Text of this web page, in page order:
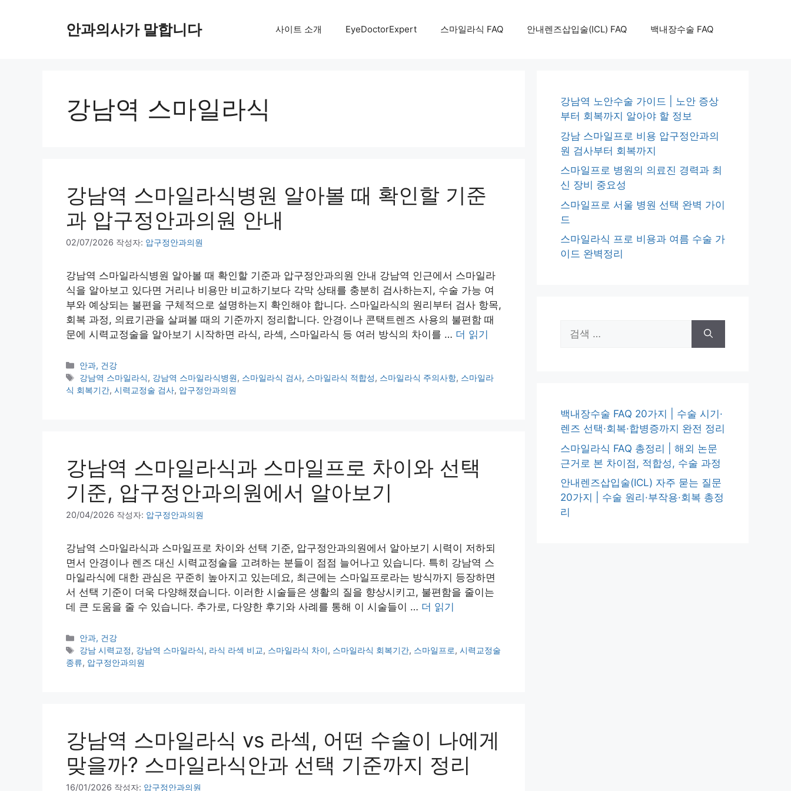
안과의사가 말합니다 사이트 소개 EyeDoctorExpert 스마일라식 FAQ 안내렌즈삽입술(ICL) FAQ 백내장수술 FAQ
강남역 스마일라식
강남역 스마일라식병원 알아볼 때 확인할 기준
과 압구정안과의원 안내
02/07/2026 작성자: 압구정안과의원
강남역 스마일라식병원 알아볼 때 확인할 기준과 압구정안과의원 안내 강남역 인근에서 스마일라
식을 알아보고 있다면 거리나 비용만 비교하기보다 각막 상태를 충분히 검사하는지, 수술 가능 여
부와 예상되는 불편을 구체적으로 설명하는지 확인해야 합니다. 스마일라식의 원리부터 검사 항목,
회복 과정, 의료기관을 살펴볼 때의 기준까지 정리합니다. 안경이나 콘택트렌즈 사용의 불편함 때
문에 시력교정술을 알아보기 시작하면 라식, 라섹, 스마일라식 등 여러 방식의 차이를 … 더 읽기
카
테
고
안과, 건강
태
그
강남역 스마일라식, 강남역 스마일라식병원, 스마일라식 검사, 스마일라식 적합성, 스마일라식 주의사항, 스마일라
식 회복기간, 시력교정술 검사, 압구정안과의원
강남역 스마일라식과 스마일프로 차이와 선택
기준, 압구정안과의원에서 알아보기
20/04/2026 작성자: 압구정안과의원
강남역 스마일라식과 스마일프로 차이와 선택 기준, 압구정안과의원에서 알아보기 시력이 저하되
면서 안경이나 렌즈 대신 시력교정술을 고려하는 분들이 점점 늘어나고 있습니다. 특히 강남역 스
마일라식에 대한 관심은 꾸준히 높아지고 있는데요, 최근에는 스마일프로라는 방식까지 등장하면
서 선택 기준이 더욱 다양해졌습니다. 이러한 시술들은 생활의 질을 향상시키고, 불편함을 줄이는
데 큰 도움을 줄 수 있습니다. 추가로, 다양한 후기와 사례를 통해 이 시술들이 … 더 읽기
카
테
고
안과, 건강
태
그
강남 시력교정, 강남역 스마일라식, 라식 라섹 비교, 스마일라식 차이, 스마일라식 회복기간, 스마일프로,시력교정술
종류, 압구정안과의원
강남역 스마일라식 vs 라섹, 어떤 수술이 나에게
맞을까? 스마일라식안과 선택 기준까지 정리
16/01/2026 작성자: 압구정안과의원
강남역 노안수술 가이드 | 노안 증상
부터 회복까지 알아야 할 정보
강남 스마일프로 비용 압구정안과의
원 검사부터 회복까지
스마일프로 병원의 의료진 경력과 최
신 장비 중요성
스마일프로 서울 병원 선택 완벽 가이
드
스마일라식 프로 비용과 여름 수술 가
이드 완벽정리
색:
백내장수술 FAQ 20가지 | 수술 시기·
렌즈 선택·회복·합병증까지 완전 정리
스마일라식 FAQ 총정리 | 해외 논문
근거로 본 차이점, 적합성, 수술 과정
안내렌즈삽입술(ICL) 자주 묻는 질문
20가지 | 수술 원리·부작용·회복 총정
리